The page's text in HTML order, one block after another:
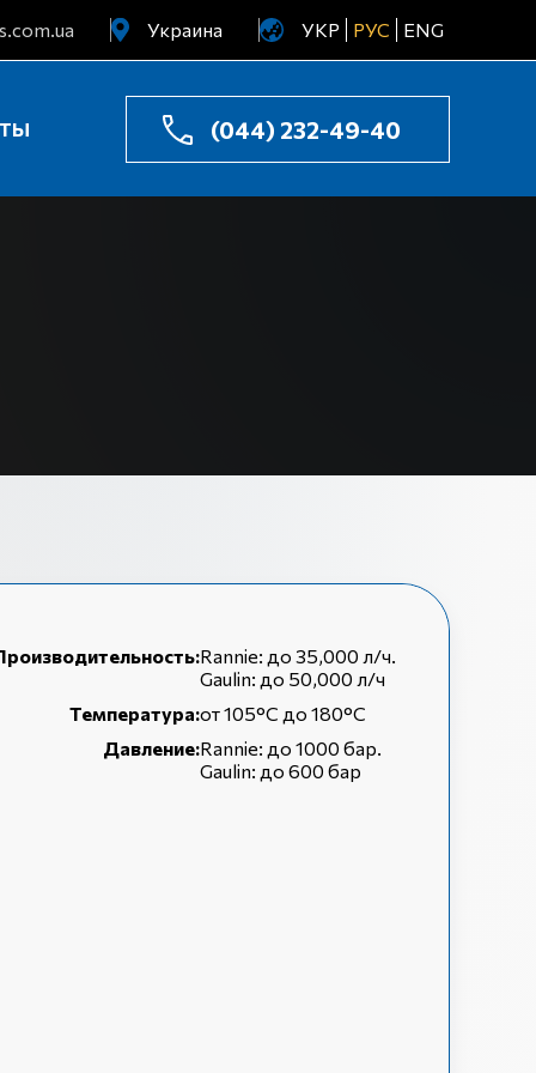
Украина
Узбекистан
Казахстан
УКР РУС ENG
(044) 232-49-40
Rannie: до 35,000 л/ч.
Gaulin: до 50,000 л/ч
Температура:от 105°C до 180°C
Давление:Rannie: до 1000 бар.
Gaulin: до 600 бар